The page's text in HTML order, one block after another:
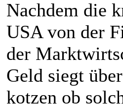
Nachdem die
USA von der
der
Geld siegt
kotzen ob